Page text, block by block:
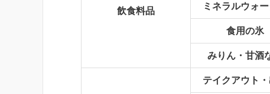
飲食料品 ミネラルウォ
食用の氷
みりん・甘酒
テイクアウト